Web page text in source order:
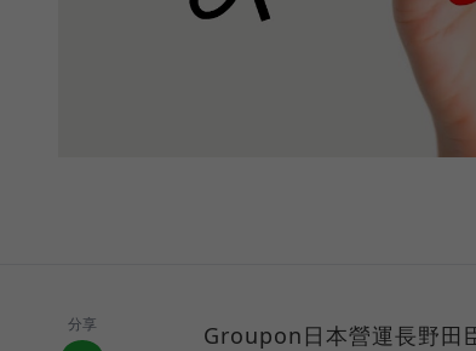
分享
Groupon日本營運長野田